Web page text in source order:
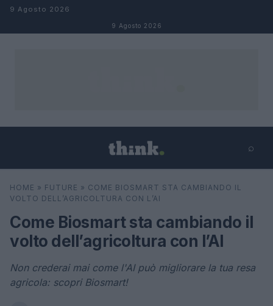
Salta al contenuto
9 Agosto 2026
9 Agosto 2026
⌕
Cerca ⌕
HOME » FUTURE » COME BIOSMART STA CAMBIANDO IL
VOLTO DELL’AGRICOLTURA CON L’AI
Come Biosmart sta cambiando il
volto dell’agricoltura con l’AI
Non crederai mai come l'AI può migliorare la tua resa
agricola: scopri Biosmart!